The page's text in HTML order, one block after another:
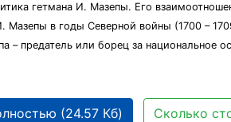
гетмана И. Мазепы. Его
Мазепы в годы Северной войны (1700 –
– предатель или борец за национальное
(24.57 Кб) Сколько